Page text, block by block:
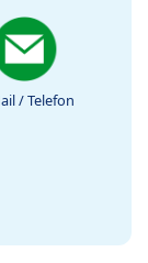
/ Telefon